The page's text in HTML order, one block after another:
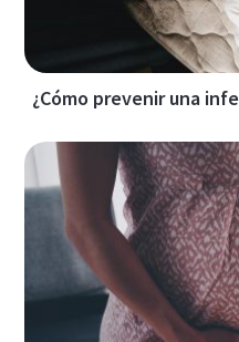
¿Cómo prevenir una